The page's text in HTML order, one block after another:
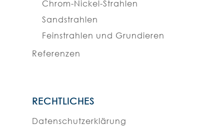
Chrom-Nickel-Strahlen
Sandstrahlen
Feinstrahlen und Grundieren
Referenzen
RECHTLICHES
Datenschutzerklärung